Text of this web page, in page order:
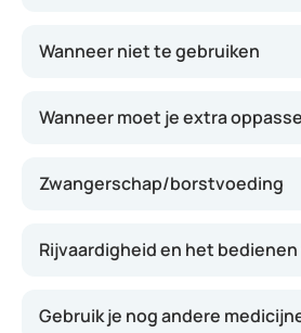
Wanneer niet te gebruiken
Wanneer moet je extra
Zwangerschap/borstvoeding
Rijvaardigheid en het
Gebruik je nog andere